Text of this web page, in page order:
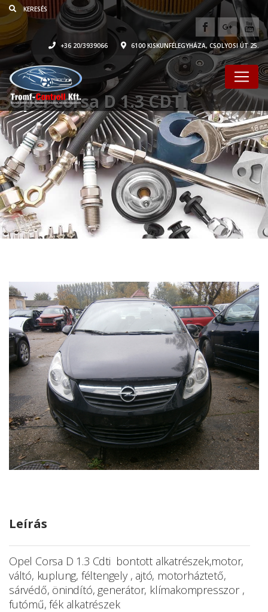
+36 20/3939066 6100 KISKUNFÉLEGYHÁZA, CSOLYOSI ÚT 25.
Opel Corsa D 1.3 CDTI
Leírás
Opel Corsa D 1.3 Cdti bontott alkatrészek,motor,
váltó, kuplung, féltengely , ajtó, motorháztető,
sárvédő, önindító, generátor, klímakompresszor ,
futómű, fék alkatrészek